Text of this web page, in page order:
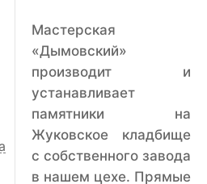
Мастерская
«Дымовский»
производит и
устанавливает
памятники на
Жуковское кладбище
с собственного завода
в нашем цехе. Прямые